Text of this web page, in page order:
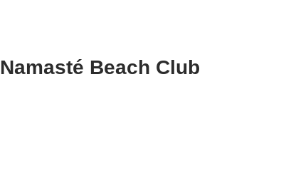
Namasté Beach Club